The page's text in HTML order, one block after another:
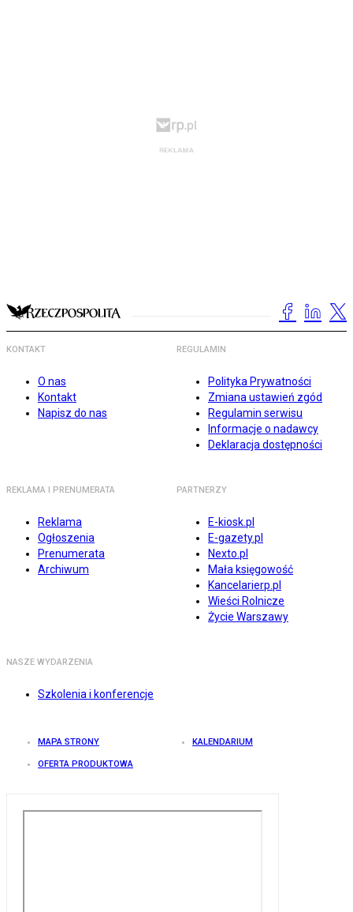
KONTAKT
O nas
Kontakt
Napisz do nas
REGULAMIN
Polityka Prywatności
Zmiana ustawień zgód
Regulamin serwisu
Informacje o nadawcy
Deklaracja dostępności
REKLAMA I PRENUMERATA
Reklama
Ogłoszenia
Prenumerata
Archiwum
PARTNERZY
E-kiosk.pl
E-gazety.pl
Nexto.pl
Mała księgowość
Kancelarierp.pl
Wieści Rolnicze
Życie Warszawy
NASZE WYDARZENIA
Szkolenia i konferencje
MAPA STRONY KALENDARIUM
OFERTA PRODUKTOWA